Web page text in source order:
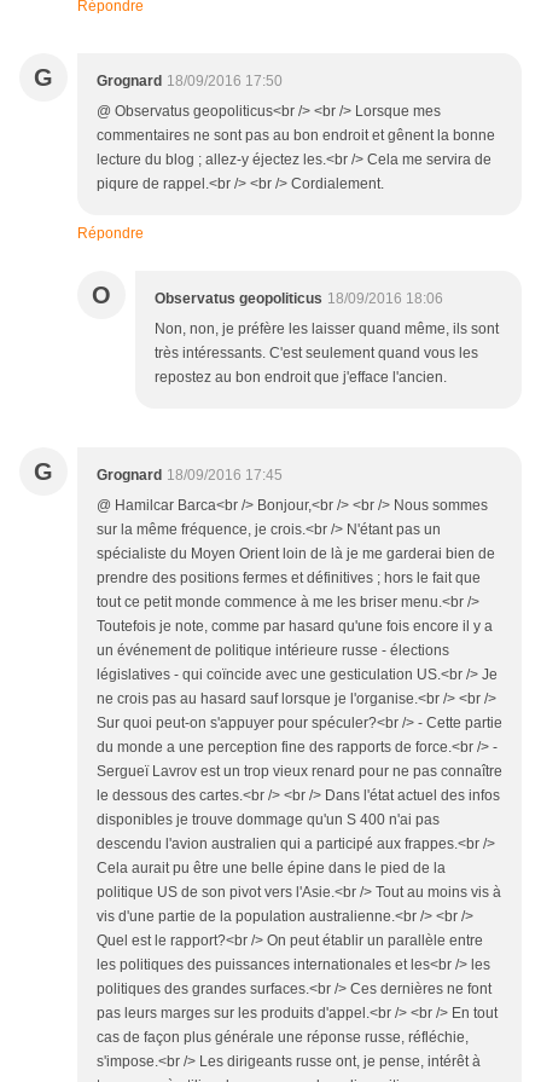
Répondre
G Grognard 18/09/2016 17:50
@ Observatus geopoliticus<br /> <br /> Lorsque mes
commentaires ne sont pas au bon endroit et gênent la bonne
lecture du blog ; allez-y éjectez les.<br /> Cela me servira de
piqure de rappel.<br /> <br /> Cordialement.
Répondre
O Observatus geopoliticus 18/09/2016 18:06
Non, non, je préfère les laisser quand même, ils sont
très intéressants. C'est seulement quand vous les
repostez au bon endroit que j'efface l'ancien.
G Grognard 18/09/2016 17:45
@ Hamilcar Barca<br /> Bonjour,<br /> <br /> Nous sommes
sur la même fréquence, je crois.<br /> N'étant pas un
spécialiste du Moyen Orient loin de là je me garderai bien de
prendre des positions fermes et définitives ; hors le fait que
tout ce petit monde commence à me les briser menu.<br />
Toutefois je note, comme par hasard qu'une fois encore il y a
un événement de politique intérieure russe - élections
législatives - qui coïncide avec une gesticulation US.<br /> Je
ne crois pas au hasard sauf lorsque je l'organise.<br /> <br />
Sur quoi peut-on s'appuyer pour spéculer?<br /> - Cette partie
du monde a une perception fine des rapports de force.<br /> -
Sergueï Lavrov est un trop vieux renard pour ne pas connaître
le dessous des cartes.<br /> <br /> Dans l'état actuel des infos
disponibles je trouve dommage qu'un S 400 n'ai pas
descendu l'avion australien qui a participé aux frappes.<br />
Cela aurait pu être une belle épine dans le pied de la
politique US de son pivot vers l'Asie.<br /> Tout au moins vis à
vis d'une partie de la population australienne.<br /> <br />
Quel est le rapport?<br /> On peut établir un parallèle entre
les politiques des puissances internationales et les<br /> les
politiques des grandes surfaces.<br /> Ces dernières ne font
pas leurs marges sur les produits d'appel.<br /> <br /> En tout
cas de façon plus générale une réponse russe, réfléchie,
s'impose.<br /> Les dirigeants russe ont, je pense, intérêt à